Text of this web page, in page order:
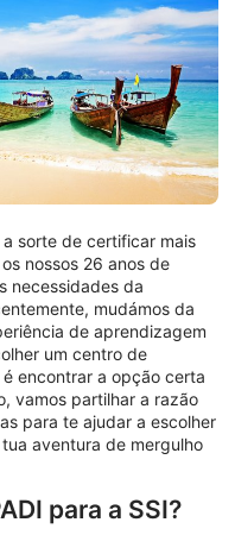
sorte de certificar mais
nossos 26 anos de
necessidades da
mudámos da
de aprendizagem
um centro de
encontrar a opção certa
vamos partilhar a razão
para te ajudar a escolher
aventura de mergulho
para a SSI?